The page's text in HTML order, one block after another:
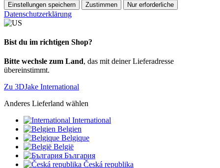
Einstellungen speichern Zustimmen Nur erforderliche
Datenschutzerklärung
Bist du im richtigen Shop?
Bitte wechsle zum Land, das mit deiner Lieferadresse
übereinstimmt.
Zu 3DJake International
Anderes Lieferland wählen
International
Belgien
Belgique
België
България
Česká republika